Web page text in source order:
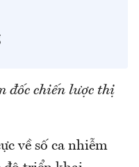
đốc chiến lược thị
về số ca nhiễm